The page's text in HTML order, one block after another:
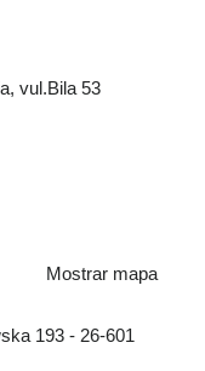
vul.Bila 53
Mostrar mapa
193 - 26-601